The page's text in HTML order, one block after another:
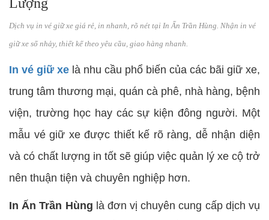
Dịch vụ in vé giữ xe giá rẻ, in nhanh, rõ nét tại In Ấn Trần Hùng. Nhận in vé
giữ xe số nhảy, thiết kế theo yêu cầu, giao hàng nhanh.
In vé giữ xe là nhu cầu phổ biến của các bãi giữ xe,
trung tâm thương mại, quán cà phê, nhà hàng, bệnh
viện, trường học hay các sự kiện đông người. Một
mẫu vé giữ xe được thiết kế rõ ràng, dễ nhận diện
và có chất lượng in tốt sẽ giúp việc quản lý xe cộ trở
nên thuận tiện và chuyên nghiệp hơn.
In Ấn Trần Hùng là đơn vị chuyên cung cấp dịch vụ